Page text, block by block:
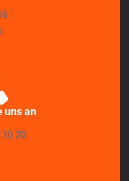
uns an
20